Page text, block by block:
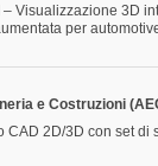
– Visualizzazione 3D
per
e Costruzioni
CAD 2D/3D con set di